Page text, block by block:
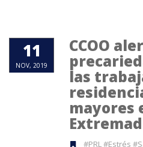
11
NOV, 2019
CCOO
las
mayores
#PRL #Estrés